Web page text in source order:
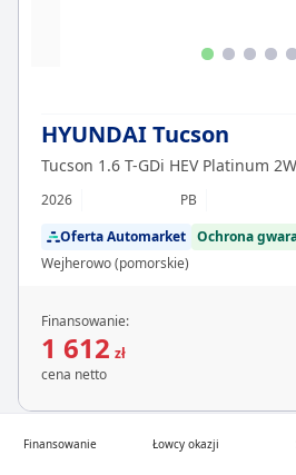
HYUNDAI Tucson
Tucson 1.6 T-GDi HEV Platinum
2026 PB
Oferta Automarket Ochrona
Wejherowo (pomorskie)
Finansowanie:
1 612 zł
cena netto
Finansowanie Łowcy okazji